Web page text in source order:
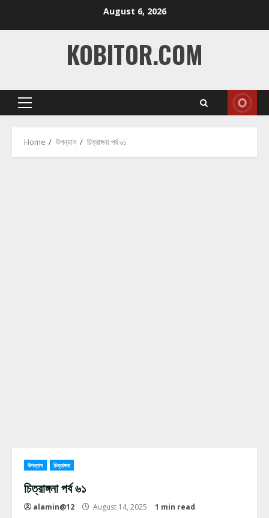
August 6, 2026
KOBITOR.COM
Primary
Home উপন্যাস চিত্রাঙ্গনা পর্ব ৬১
উপন্যাস চিত্রাঙ্গনা
চিত্রাঙ্গনা পর্ব ৬১
alamin@12 August 14, 2025 1 min read